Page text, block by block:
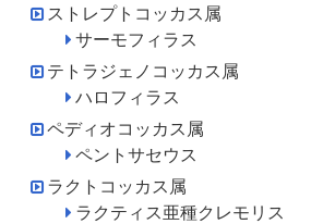
ストレプトコッカス属
サーモフィラス
テトラジェノコッカス属
ハロフィラス
ペディオコッカス属
ペントサセウス
ラクトコッカス属
ラクティス亜種クレモリス